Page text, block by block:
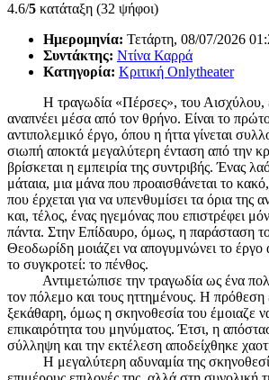
4.6/5 κατάταξη (32 ψήφοι)
Ημερομηνία: Τετάρτη, 08/07/2026
Συντάκτης: Ντίνα Καρρά
Κατηγορία: Κριτική Onlytheater
Η τραγωδία «Πέρσες», του Αισχύλου,
αναπνέει μέσα από τον θρήνο. Είναι το
αντιπολεμικό έργο, όπου η ήττα γίνεται
σιωπή αποκτά μεγαλύτερη ένταση από την
βρίσκεται η εμπειρία της συντριβής. Ένας
μάταια, μια μάνα που προαισθάνεται το
που έρχεται για να υπενθυμίσει τα όρια της
και, τέλος, ένας ηγεμόνας που επιστρέφει
πάντα. Στην Επίδαυρο, όμως, η παράσταση
Θεοδωρίδη μοιάζει να απογυμνώνει το
το συγκροτεί: το πένθος.
Αντιμετώπισε την τραγωδία ως ένα
τον πόλεμο και τους ηττημένους. Η πρόθεση
ξεκάθαρη, όμως η σκηνοθεσία του έμοιαζε να
επικαιρότητα του μηνύματος. Έτσι, η
σύλληψη και την εκτέλεση αποδείχθηκε
Η μεγαλύτερη αδυναμία της